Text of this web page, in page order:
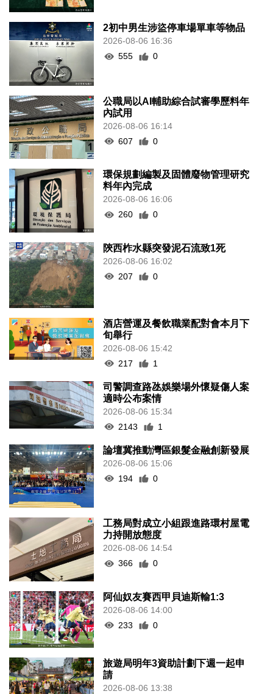
2初中男生涉盜停車場單車等物品
2026-08-06 16:36
555
0
公職局以AI輔助綜合試審學歷料年
內試用
2026-08-06 16:14
607
0
環保規劃編製及固體廢物管理研究
料年內完成
2026-08-06 16:06
260
0
陝西柞水縣突發泥石流致1死
2026-08-06 16:02
207
0
酒店營運及餐飲職業配對會本月下
旬舉行
2026-08-06 15:42
217
1
司警調查路氹娛樂場外懷疑傷人案
適時公布案情
2026-08-06 15:34
2143
1
論壇冀推動灣區銀髮金融創新發展
2026-08-06 15:06
194
0
工務局對成立小組跟進路環村屋電
力持開放態度
2026-08-06 14:54
366
0
阿仙奴友賽西甲貝迪斯輸1:3
2026-08-06 14:00
233
0
旅遊局明年3資助計劃下週一起申
請
2026-08-06 13:38